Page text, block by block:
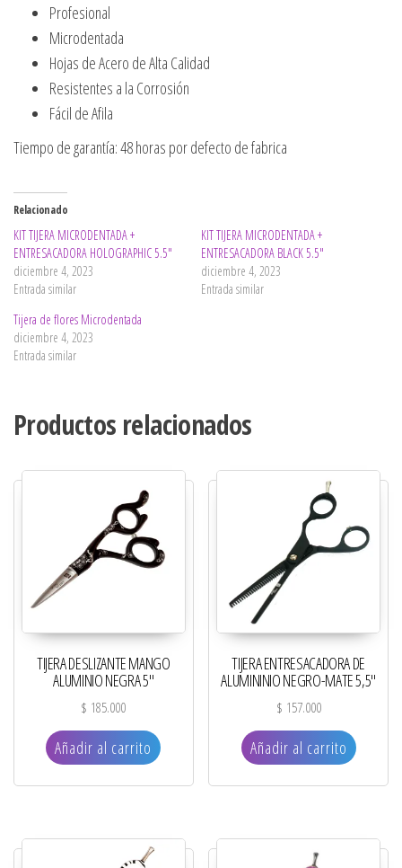
Profesional
Microdentada
Hojas de Acero de Alta Calidad
Resistentes a la Corrosión
Fácil de Afila
Tiempo de garantía: 48 horas por defecto de fabrica
Relacionado
KIT TIJERA MICRODENTADA +
ENTRESACADORA HOLOGRAPHIC 5.5″
diciembre 4, 2023
Entrada similar
KIT TIJERA MICRODENTADA +
ENTRESACADORA BLACK 5.5″
diciembre 4, 2023
Entrada similar
Tijera de flores Microdentada
diciembre 4, 2023
Entrada similar
Productos relacionados
TIJERA DESLIZANTE MANGO
ALUMINIO NEGRA 5″
$ 185.000
Añadir al carrito
TIJERA ENTRESACADORA DE
ALUMININIO NEGRO-MATE 5,5″
$ 157.000
Añadir al carrito